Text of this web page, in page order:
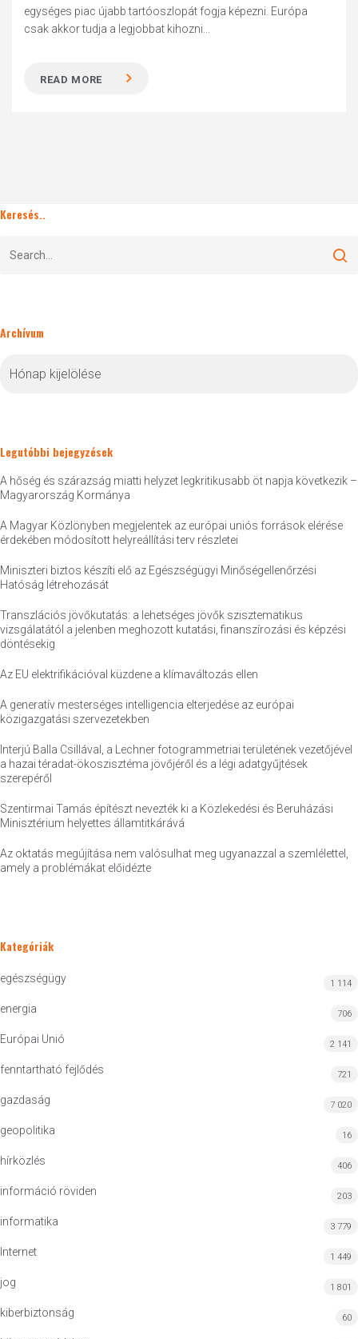
egységes piac újabb tartóoszlopát fogja képezni. Európa
csak akkor tudja a legjobbat kihozni...
READ MORE
Keresés..
Archívum
Legutóbbi bejegyzések
A hőség és szárazság miatti helyzet legkritikusabb öt napja következik –
Magyarország Kormánya
A Magyar Közlönyben megjelentek az európai uniós források elérése
érdekében módosított helyreállítási terv részletei
Miniszteri biztos készíti elő az Egészségügyi Minőségellenőrzési
Hatóság létrehozását
Transzlációs jövőkutatás: a lehetséges jövők szisztematikus
vizsgálatától a jelenben meghozott kutatási, finanszírozási és képzési
döntésekig
Az EU elektrifikációval küzdene a klímaváltozás ellen
A generatív mesterséges intelligencia elterjedése az európai
közigazgatási szervezetekben
Interjú Balla Csillával, a Lechner fotogrammetriai területének vezetőjével
a hazai téradat-ökoszisztéma jövőjéről és a légi adatgyűjtések
szerepéről
Szentirmai Tamás építészt nevezték ki a Közlekedési és Beruházási
Minisztérium helyettes államtitkárává
Az oktatás megújítása nem valósulhat meg ugyanazzal a szemlélettel,
amely a problémákat előidézte
Kategóriák
egészségügy 1 114
energia 706
Európai Unió 2 141
fenntartható fejlődés 721
gazdaság 7 020
geopolitika 16
hírközlés 406
információ röviden 203
informatika 3 779
Internet 1 449
jog 1 801
kiberbiztonság 60